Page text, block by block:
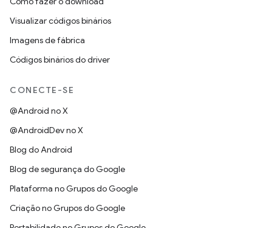
Visualizar códigos binários
Imagens de fábrica
Códigos binários do driver
CONECTE-SE
@Android no X
@AndroidDev no X
Blog do Android
Blog de segurança do Google
Plataforma no Grupos do Google
Criação no Grupos do Google